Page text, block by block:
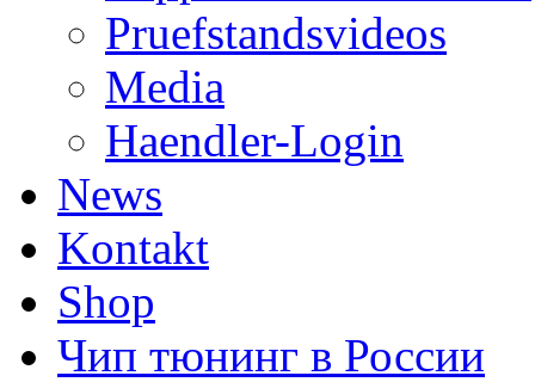
Pruefstandsvideos
Media
Haendler-Login
News
Kontakt
Shop
Чип тюнинг в России